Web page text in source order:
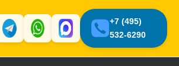
+7 (495)
532-6290